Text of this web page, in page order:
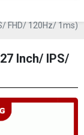
FHD/ 120Hz/ 1ms)
Inch/ IPS/